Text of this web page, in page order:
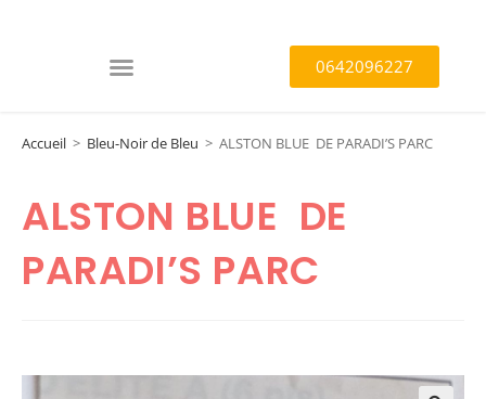
0642096227
Accueil > Bleu-Noir de Bleu > ALSTON BLUE DE PARADI’S PARC
ALSTON BLUE DE
PARADI’S PARC